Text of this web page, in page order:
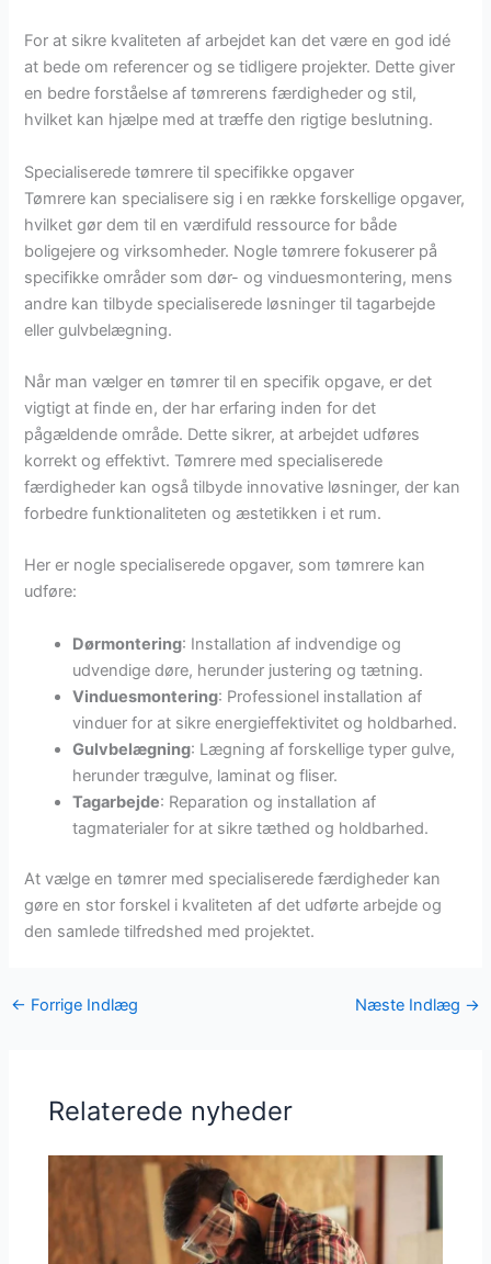
For at sikre kvaliteten af arbejdet kan det være en god idé
at bede om referencer og se tidligere projekter. Dette giver
en bedre forståelse af tømrerens færdigheder og stil,
hvilket kan hjælpe med at træffe den rigtige beslutning.
Specialiserede tømrere til specifikke opgaver
Tømrere kan specialisere sig i en række forskellige opgaver,
hvilket gør dem til en værdifuld ressource for både
boligejere og virksomheder. Nogle tømrere fokuserer på
specifikke områder som dør- og vinduesmontering, mens
andre kan tilbyde specialiserede løsninger til tagarbejde
eller gulvbelægning.
Når man vælger en tømrer til en specifik opgave, er det
vigtigt at finde en, der har erfaring inden for det
pågældende område. Dette sikrer, at arbejdet udføres
korrekt og effektivt. Tømrere med specialiserede
færdigheder kan også tilbyde innovative løsninger, der kan
forbedre funktionaliteten og æstetikken i et rum.
Her er nogle specialiserede opgaver, som tømrere kan
udføre:
Dørmontering: Installation af indvendige og
udvendige døre, herunder justering og tætning.
Vinduesmontering: Professionel installation af
vinduer for at sikre energieffektivitet og holdbarhed.
Gulvbelægning: Lægning af forskellige typer gulve,
herunder trægulve, laminat og fliser.
Tagarbejde: Reparation og installation af
tagmaterialer for at sikre tæthed og holdbarhed.
At vælge en tømrer med specialiserede færdigheder kan
gøre en stor forskel i kvaliteten af det udførte arbejde og
den samlede tilfredshed med projektet.
← Forrige Indlæg Næste Indlæg →
Relaterede nyheder